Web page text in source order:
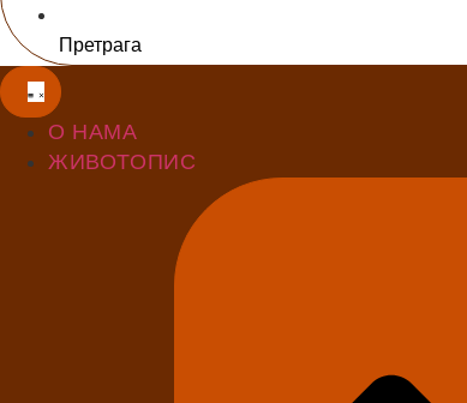
Претрага
О НАМА
ЖИВОТОПИС